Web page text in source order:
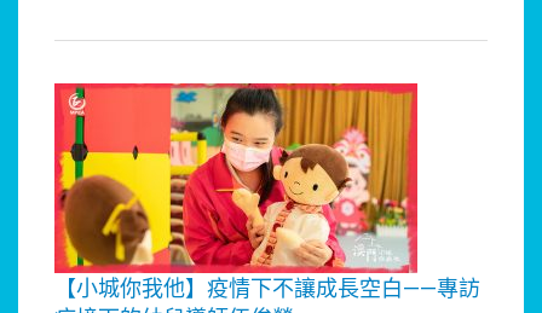
【小城你我他】疫情下不讓成長空白——專訪